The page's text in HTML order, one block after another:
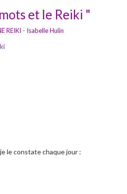
et le Reiki "
REIKI - Isabelle Hulin
le constate chaque jour :